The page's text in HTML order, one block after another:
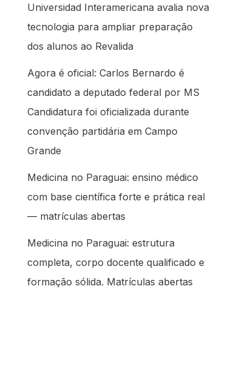
Universidad Interamericana avalia nova
tecnologia para ampliar preparação
dos alunos ao Revalida
Agora é oficial: Carlos Bernardo é
candidato a deputado federal por MS
Candidatura foi oficializada durante
convenção partidária em Campo
Grande
Medicina no Paraguai: ensino médico
com base científica forte e prática real
— matrículas abertas
Medicina no Paraguai: estrutura
completa, corpo docente qualificado e
formação sólida. Matrículas abertas